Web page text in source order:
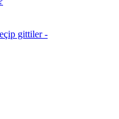
gittiler -